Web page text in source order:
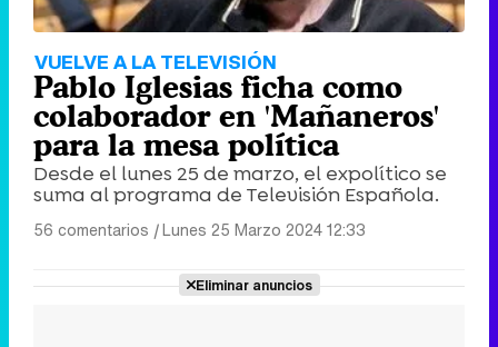
VUELVE A LA TELEVISIÓN
Pablo Iglesias ficha como
colaborador en 'Mañaneros'
para la mesa política
Desde el lunes 25 de marzo, el expolítico se
suma al programa de Televisión Española.
56 comentarios |Lunes 25 Marzo 2024 12:33
Eliminar anuncios